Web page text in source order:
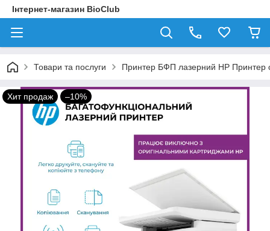
Інтернет-магазин BioClub
Товари та послуги Принтер БФП лазерний HP Принтер
Хит продаж –10%